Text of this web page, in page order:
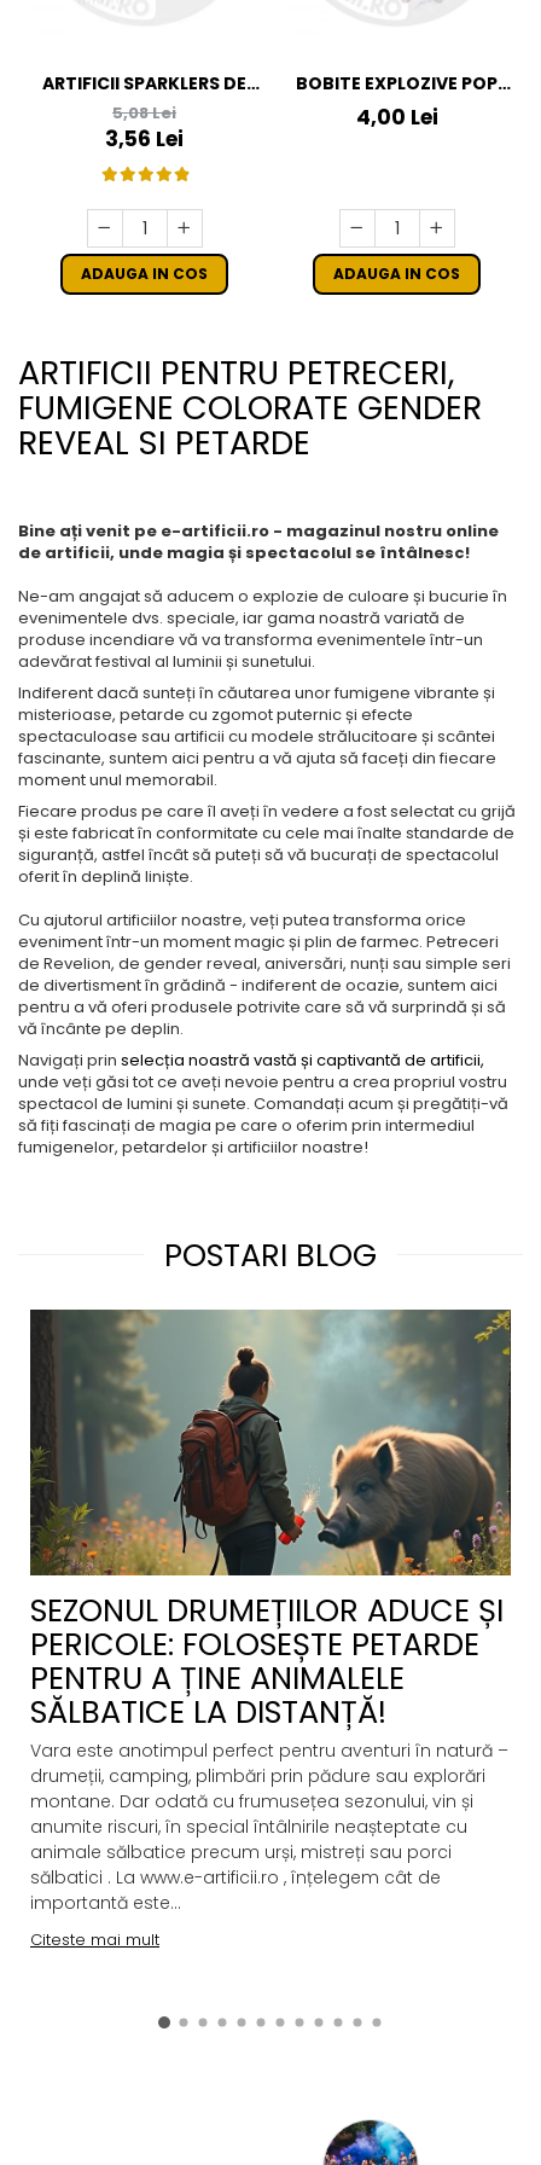
ARTIFICII SPARKLERS DE
MANA - STELUTE DE BRAD
16 CM - SET 10 BUC
5,08 Lei
3,56 Lei
ADAUGA IN COS
BOBITE EXPLOZIVE POP
POP
4,00 Lei
ADAUGA IN COS
ARTIFICII PENTRU PETRECERI,
FUMIGENE COLORATE GENDER
REVEAL SI PETARDE
Bine ați venit pe e-artificii.ro - magazinul nostru online
de artificii, unde magia și spectacolul se întâlnesc!
Ne-am angajat să aducem o explozie de culoare și bucurie în
evenimentele dvs. speciale, iar gama noastră variată de
produse incendiare vă va transforma evenimentele într-un
adevărat festival al luminii și sunetului.
Indiferent dacă sunteți în căutarea unor fumigene vibrante și
misterioase, petarde cu zgomot puternic și efecte
spectaculoase sau artificii cu modele strălucitoare și scântei
fascinante, suntem aici pentru a vă ajuta să faceți din fiecare
moment unul memorabil.
Fiecare produs pe care îl aveți în vedere a fost selectat cu grijă
și este fabricat în conformitate cu cele mai înalte standarde de
siguranță, astfel încât să puteți să vă bucurați de spectacolul
oferit în deplină liniște.
Cu ajutorul artificiilor noastre, veți putea transforma orice
eveniment într-un moment magic și plin de farmec. Petreceri
de Revelion, de gender reveal, aniversări, nunți sau simple seri
de divertisment în grădină - indiferent de ocazie, suntem aici
pentru a vă oferi produsele potrivite care să vă surprindă și să
vă încânte pe deplin.
Navigați prin selecția noastră vastă și captivantă de artificii,
unde veți găsi tot ce aveți nevoie pentru a crea propriul vostru
spectacol de lumini și sunete. Comandați acum și pregătiți-vă
să fiți fascinați de magia pe care o oferim prin intermediul
fumigenelor, petardelor și artificiilor noastre!
POSTARI BLOG
SEZONUL DRUMEȚIILOR ADUCE ȘI
PERICOLE: FOLOSEȘTE PETARDE
PENTRU A ȚINE ANIMALELE
SĂLBATICE LA DISTANȚĂ!
Vara este anotimpul perfect pentru aventuri în natură –
drumeții, camping, plimbări prin pădure sau explorări
montane. Dar odată cu frumusețea sezonului, vin și
anumite riscuri, în special întâlnirile neașteptate cu
animale sălbatice precum urși, mistreți sau porci
sălbatici . La www.e-artificii.ro , înțelegem cât de
importantă este...
Citeste mai mult